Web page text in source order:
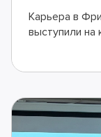
Карьера в
выступили